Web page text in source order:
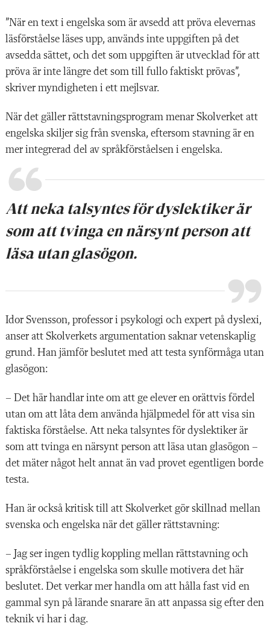
”När en text i engelska som är avsedd att pröva elevernas
läsförståelse läses upp, används inte uppgiften på det
avsedda sättet, och det som uppgiften är utvecklad för att
pröva är inte längre det som till fullo faktiskt prövas”,
skriver myndigheten i ett mejlsvar.
När det gäller rättstavningsprogram menar Skolverket att
engelska skiljer sig från svenska, eftersom stavning är en
mer integrerad del av språkförståelsen i engelska.
Att neka talsyntes för dyslektiker är
som att tvinga en närsynt person att
läsa utan glasögon.
Idor Svensson, professor i psykologi och expert på dyslexi,
anser att Skolverkets argumentation saknar vetenskaplig
grund. Han jämför beslutet med att testa synförmåga utan
glasögon:
– Det här handlar inte om att ge elever en orättvis fördel
utan om att låta dem använda hjälpmedel för att visa sin
faktiska förståelse. Att neka talsyntes för dyslektiker är
som att tvinga en närsynt person att läsa utan glasögon –
det mäter något helt annat än vad provet egentligen borde
testa.
Han är också kritisk till att Skolverket gör skillnad mellan
svenska och engelska när det gäller rättstavning:
– Jag ser ingen tydlig koppling mellan rättstavning och
språkförståelse i engelska som skulle motivera det här
beslutet. Det verkar mer handla om att hålla fast vid en
gammal syn på lärande snarare än att anpassa sig efter den
teknik vi har i dag.